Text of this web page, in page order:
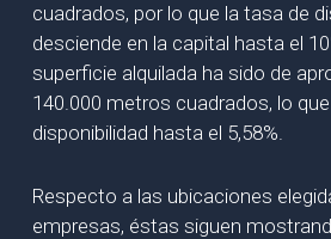
cuadrados, por lo que la tasa de
desciende en la capital hasta el
superficie alquilada ha sido de
140.000 metros cuadrados, lo
disponibilidad hasta el 5,58%.
Respecto a las ubicaciones
empresas, éstas siguen